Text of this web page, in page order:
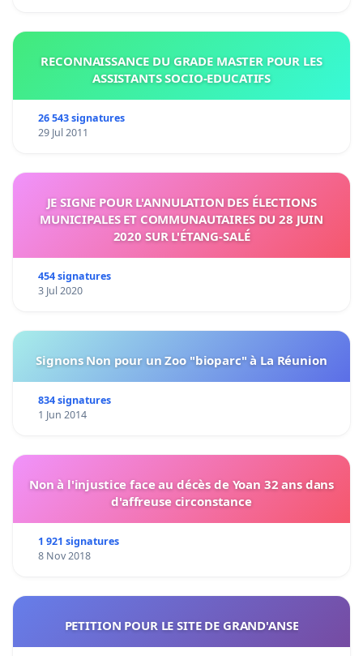
RECONNAISSANCE DU GRADE MASTER POUR LES
ASSISTANTS SOCIO-EDUCATIFS
26 543 signatures
29 Jul 2011
JE SIGNE POUR L'ANNULATION DES ÉLECTIONS
MUNICIPALES ET COMMUNAUTAIRES DU 28 JUIN
2020 SUR L'ÉTANG-SALÉ
454 signatures
3 Jul 2020
Signons Non pour un Zoo "bioparc" à La Réunion
834 signatures
1 Jun 2014
Non à l'injustice face au décès de Yoan 32 ans dans
d'affreuse circonstance
1 921 signatures
8 Nov 2018
PETITION POUR LE SITE DE GRAND'ANSE